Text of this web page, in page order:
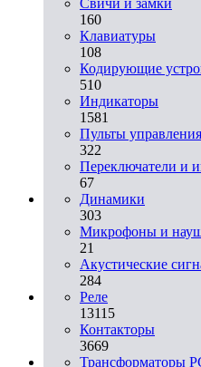
160
Клавиатуры
108
Кодирующие
510
Индикаторы
1581
Пульты управления
322
Переключатели и
67
Динамики
303
Микрофоны и
21
Акустические
284
Реле
13115
Контакторы
3669
Трансформаторы